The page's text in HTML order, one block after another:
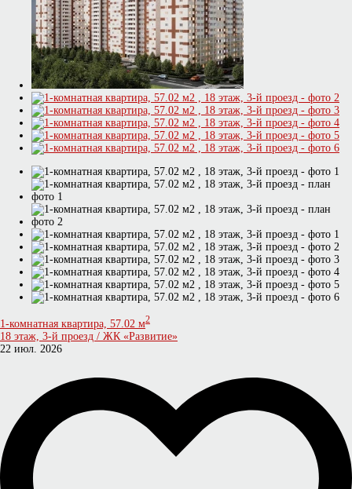
1-комнатная квартира, 57.02 м2
18 этаж, 3-й проезд / ЖК «Развитие»
22 июл. 2026